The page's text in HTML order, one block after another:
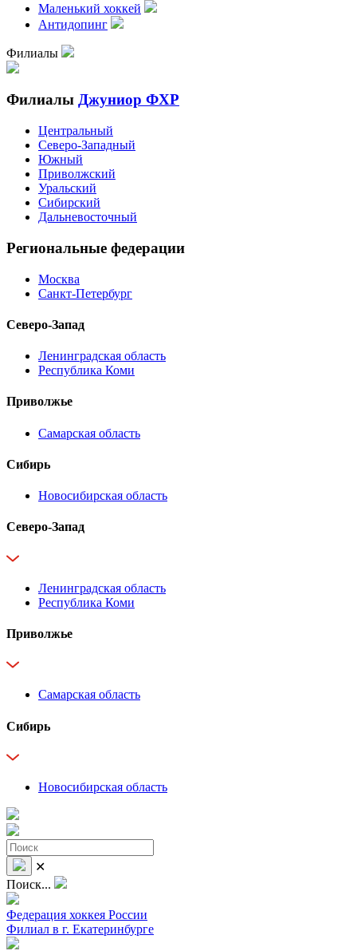
Маленький хоккей
Антидопинг
Филиалы
Филиалы Джуниор ФХР
Центральный
Северо-Западный
Южный
Приволжский
Уральский
Сибирский
Дальневосточный
Региональные федерации
Москва
Санкт-Петербург
Северо-Запад
Ленинградская область
Республика Коми
Приволжье
Самарская область
Сибирь
Новосибирская область
Северо-Запад
Ленинградская область
Республика Коми
Приволжье
Самарская область
Сибирь
Новосибирская область
✕
Поиск...
Федерация хоккея России
Филиал в г. Екатеринбурге